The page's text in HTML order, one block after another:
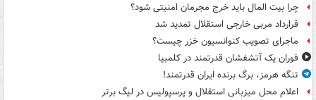
چرا بیت المال باید خرج مجرمان امنیتی شود؟
قرارداد مربی خارجی استقلال تمدید شد
ماجرای تصویب کنوانسیون خزر چیست؟
فوران یک آتشفشان قدرتمند در کلمبیا
تنگه هرمز، برگ برنده ایران قدرتمند!
اعلام محل میزبانی استقلال و پرسپولیس در لیگ برتر